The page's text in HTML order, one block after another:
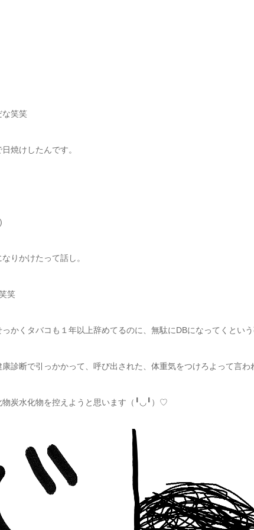
な笑笑
焼けしたんです。
りかけたって話し。
笑
かくタバコも１年以上辞めてるのに、無駄にDBになってくという
診断で引っかかって、呼び出された、体重気をつけろよって言わ
物炭水化物を控えようと思います（╹◡╹）♡